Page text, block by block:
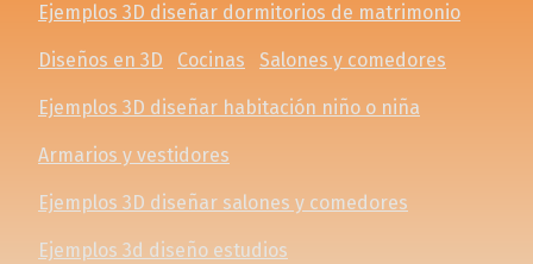
Ejemplos 3D diseñar dormitorios de matrimonio
Diseños en 3D Cocinas Salones y comedores
Ejemplos 3D diseñar habitación niño o niña
Armarios y vestidores
Ejemplos 3D diseñar salones y comedores
Ejemplos 3d diseño estudios